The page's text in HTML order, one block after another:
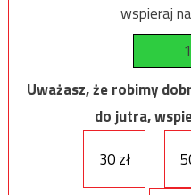
wspieraj
Uważasz, że robimy
do jutra,
30 zł